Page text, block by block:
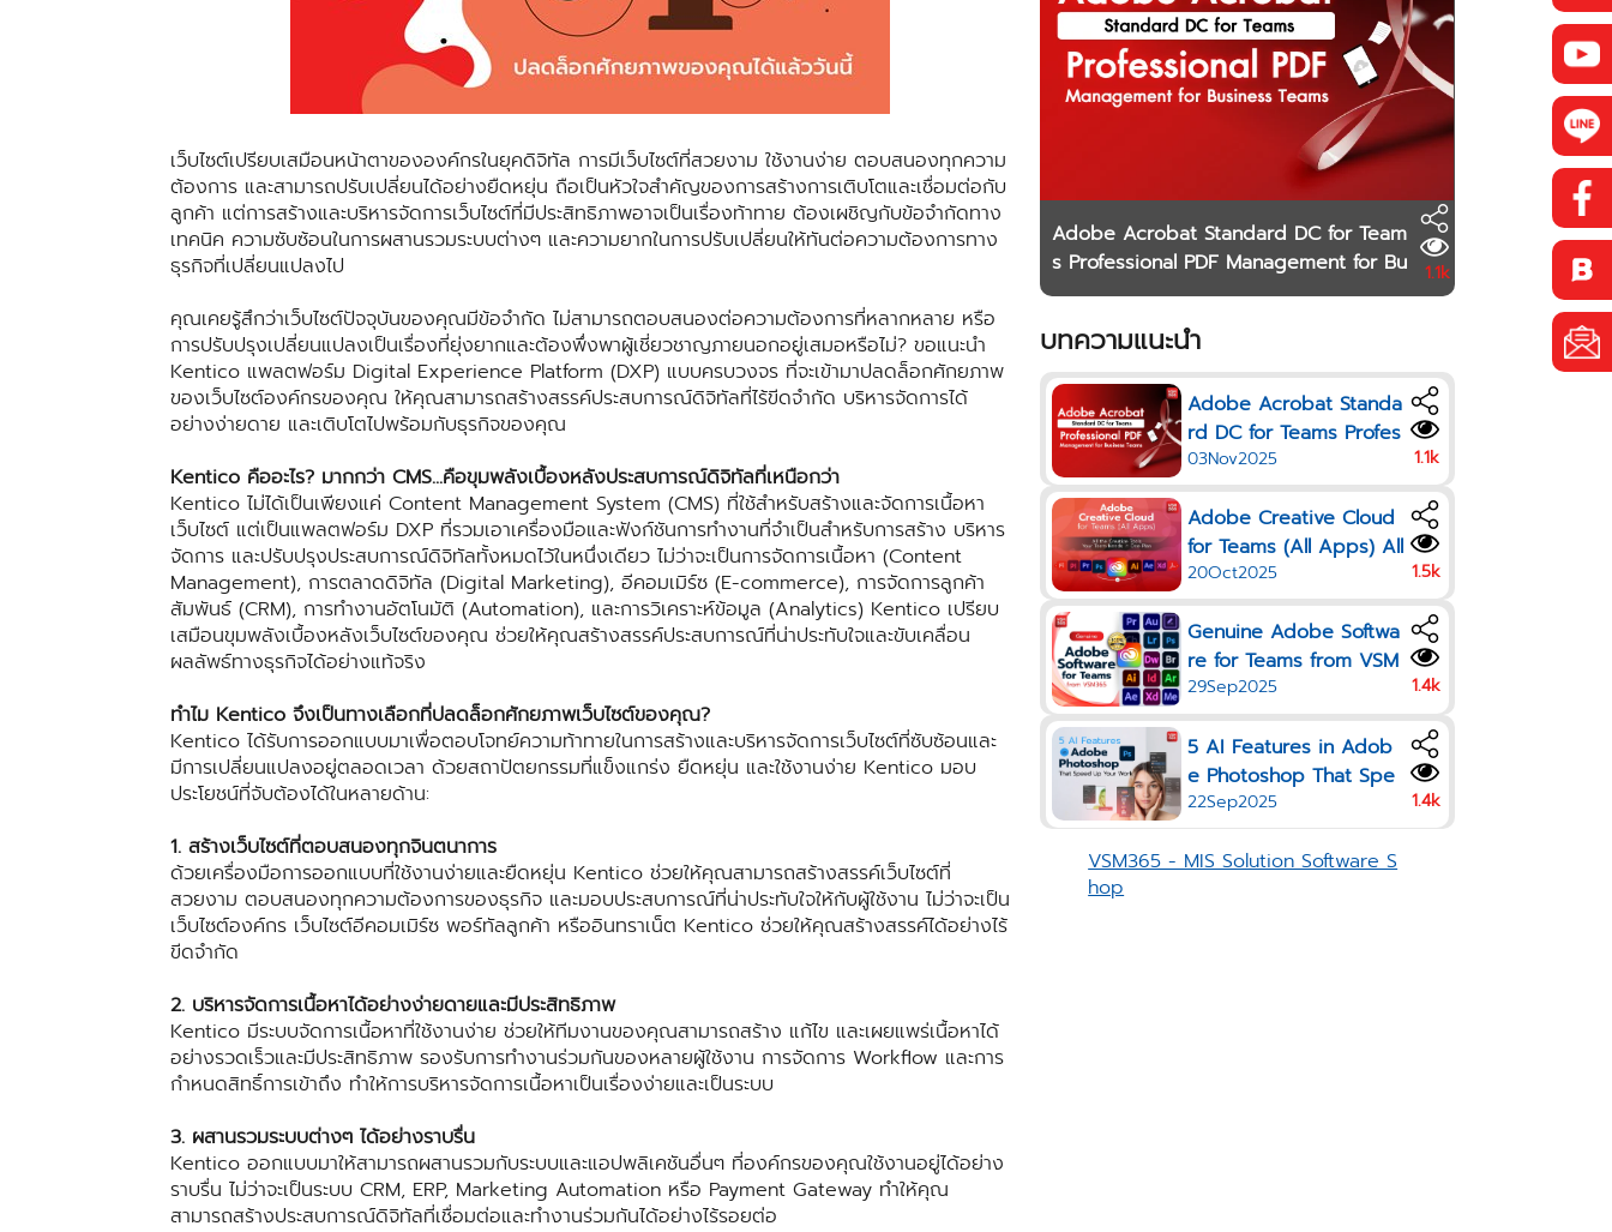
เว็บไซต์เปรียบเสมือนหน้าตาขององค์กรในยุคดิจิทัล การมีเว็บไซต์ที่สวยงาม ใช้งานง่าย ตอบสนองทุกความ
ต้องการ และสามารถปรับเปลี่ยนได้อย่างยืดหยุ่น ถือเป็นหัวใจสำคัญของการสร้างการเติบโตและเชื่อมต่อกับ
ลูกค้า แต่การสร้างและบริหารจัดการเว็บไซต์ที่มีประสิทธิภาพอาจเป็นเรื่องท้าทาย ต้องเผชิญกับข้อจำกัดทาง
เทคนิค ความซับซ้อนในการผสานรวมระบบต่างๆ และความยากในการปรับเปลี่ยนให้ทันต่อความต้องการทาง
ธุรกิจที่เปลี่ยนแปลงไป
คุณเคยรู้สึกว่าเว็บไซต์ปัจจุบันของคุณมีข้อจำกัด ไม่สามารถตอบสนองต่อความต้องการที่หลากหลาย หรือ
การปรับปรุงเปลี่ยนแปลงเป็นเรื่องที่ยุ่งยากและต้องพึ่งพาผู้เชี่ยวชาญภายนอกอยู่เสมอหรือไม่? ขอแนะนำ
Kentico แพลตฟอร์ม Digital Experience Platform (DXP) แบบครบวงจร ที่จะเข้ามาปลดล็อกศักยภาพ
ของเว็บไซต์องค์กรของคุณ ให้คุณสามารถสร้างสรรค์ประสบการณ์ดิจิทัลที่ไร้ขีดจำกัด บริหารจัดการได้
อย่างง่ายดาย และเติบโตไปพร้อมกับธุรกิจของคุณ
Kentico คืออะไร? มากกว่า CMS...คือขุมพลังเบื้องหลังประสบการณ์ดิจิทัลที่เหนือกว่า
Kentico ไม่ได้เป็นเพียงแค่ Content Management System (CMS) ที่ใช้สำหรับสร้างและจัดการเนื้อหา
เว็บไซต์ แต่เป็นแพลตฟอร์ม DXP ที่รวมเอาเครื่องมือและฟังก์ชันการทำงานที่จำเป็นสำหรับการสร้าง บริหาร
จัดการ และปรับปรุงประสบการณ์ดิจิทัลทั้งหมดไว้ในหนึ่งเดียว ไม่ว่าจะเป็นการจัดการเนื้อหา (Content
Management), การตลาดดิจิทัล (Digital Marketing), อีคอมเมิร์ซ (E-commerce), การจัดการลูกค้า
สัมพันธ์ (CRM), การทำงานอัตโนมัติ (Automation), และการวิเคราะห์ข้อมูล (Analytics) Kentico เปรียบ
เสมือนขุมพลังเบื้องหลังเว็บไซต์ของคุณ ช่วยให้คุณสร้างสรรค์ประสบการณ์ที่น่าประทับใจและขับเคลื่อน
ผลลัพธ์ทางธุรกิจได้อย่างแท้จริง
ทำไม Kentico จึงเป็นทางเลือกที่ปลดล็อกศักยภาพเว็บไซต์ของคุณ?
Kentico ได้รับการออกแบบมาเพื่อตอบโจทย์ความท้าทายในการสร้างและบริหารจัดการเว็บไซต์ที่ซับซ้อนและ
มีการเปลี่ยนแปลงอยู่ตลอดเวลา ด้วยสถาปัตยกรรมที่แข็งแกร่ง ยืดหยุ่น และใช้งานง่าย Kentico มอบ
ประโยชน์ที่จับต้องได้ในหลายด้าน:
1. สร้างเว็บไซต์ที่ตอบสนองทุกจินตนาการ
ด้วยเครื่องมือการออกแบบที่ใช้งานง่ายและยืดหยุ่น Kentico ช่วยให้คุณสามารถสร้างสรรค์เว็บไซต์ที่
สวยงาม ตอบสนองทุกความต้องการของธุรกิจ และมอบประสบการณ์ที่น่าประทับใจให้กับผู้ใช้งาน ไม่ว่าจะเป็น
เว็บไซต์องค์กร เว็บไซต์อีคอมเมิร์ซ พอร์ทัลลูกค้า หรืออินทราเน็ต Kentico ช่วยให้คุณสร้างสรรค์ได้อย่างไร้
ขีดจำกัด
2. บริหารจัดการเนื้อหาได้อย่างง่ายดายและมีประสิทธิภาพ
Kentico มีระบบจัดการเนื้อหาที่ใช้งานง่าย ช่วยให้ทีมงานของคุณสามารถสร้าง แก้ไข และเผยแพร่เนื้อหาได้
อย่างรวดเร็วและมีประสิทธิภาพ รองรับการทำงานร่วมกันของหลายผู้ใช้งาน การจัดการ Workflow และการ
กำหนดสิทธิ์การเข้าถึง ทำให้การบริหารจัดการเนื้อหาเป็นเรื่องง่ายและเป็นระบบ
3. ผสานรวมระบบต่างๆ ได้อย่างราบรื่น
Kentico ออกแบบมาให้สามารถผสานรวมกับระบบและแอปพลิเคชันอื่นๆ ที่องค์กรของคุณใช้งานอยู่ได้อย่าง
ราบรื่น ไม่ว่าจะเป็นระบบ CRM, ERP, Marketing Automation หรือ Payment Gateway ทำให้คุณ
สามารถสร้างประสบการณ์ดิจิทัลที่เชื่อมต่อและทำงานร่วมกันได้อย่างไร้รอยต่อ
Adobe Acrobat Standard DC for Team
s Professional PDF Management for Bu
siness Teams
1.1k
บทความแนะนำ
Adobe Acrobat Standa
rd DC for Teams Profes
sional PDF Managemen
t for Business Teams
03Nov2025 1.1k
Adobe Creative Cloud
for Teams (All Apps) All
the Creative Tools Your
Team Needs in One Pla
n
20Oct2025 1.5k
Genuine Adobe Softwa
re for Teams from VSM
365
29Sep2025 1.4k
5 AI Features in Adob
e Photoshop That Spe
ed Up Your Work in 20
25
22Sep2025 1.4k
VSM365 - MIS Solution Software S
hop